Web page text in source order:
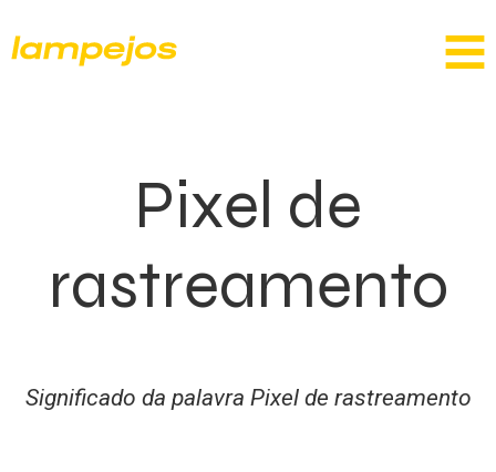
Pixel de
rastreamento
Significado da palavra Pixel de rastreamento